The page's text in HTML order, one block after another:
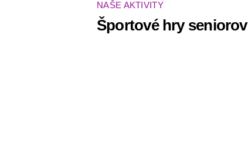
NAŠE AKTIVITY
Športové hry seniorov